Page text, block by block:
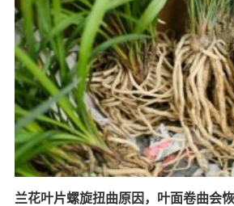
兰花叶片螺旋扭曲原因，叶面卷曲会